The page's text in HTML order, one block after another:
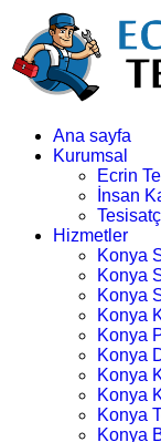
Ana sayfa
Kurumsal
Ecrin
İnsan
Hizmetler
Konya
Konya
Konya
Konya
Konya
Konya
Konya
Konya
Konya
Konya